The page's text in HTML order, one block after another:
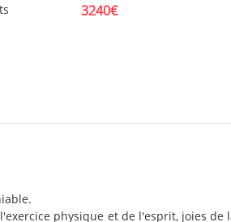
3240€
physique et de l'esprit, joies de